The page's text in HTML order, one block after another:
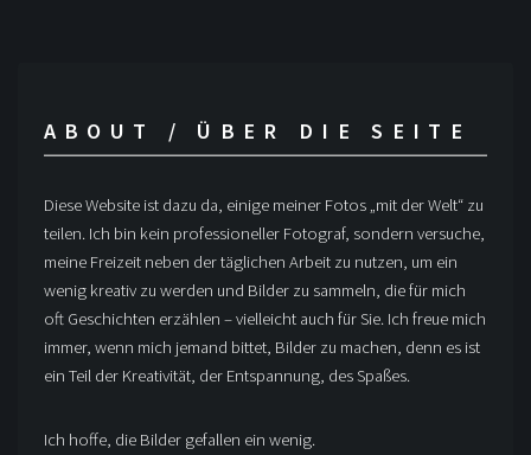
ABOUT / ÜBER DIE SEITE
Diese Website ist dazu da, einige meiner Fotos „mit der Welt“ zu
teilen. Ich bin kein professioneller Fotograf, sondern versuche,
meine Freizeit neben der täglichen Arbeit zu nutzen, um ein
wenig kreativ zu werden und Bilder zu sammeln, die für mich
oft Geschichten erzählen – vielleicht auch für Sie. Ich freue mich
immer, wenn mich jemand bittet, Bilder zu machen, denn es ist
ein Teil der Kreativität, der Entspannung, des Spaßes.
Ich hoffe, die Bilder gefallen ein wenig.